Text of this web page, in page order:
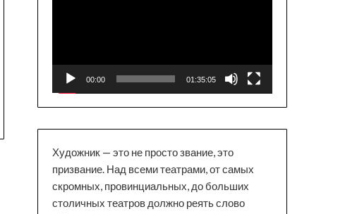
00:00 01:35:05
Художник — это не просто звание, это
призвание. Над всеми театрами, от самых
скромных, провинциальных, до больших
столичных театров должно реять слово